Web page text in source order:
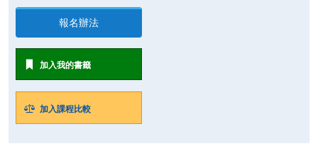
報名辦法
加入我的書籤
加入課程比較